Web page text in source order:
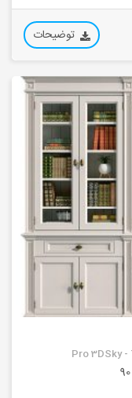
توضیحات
Pro 3DSky